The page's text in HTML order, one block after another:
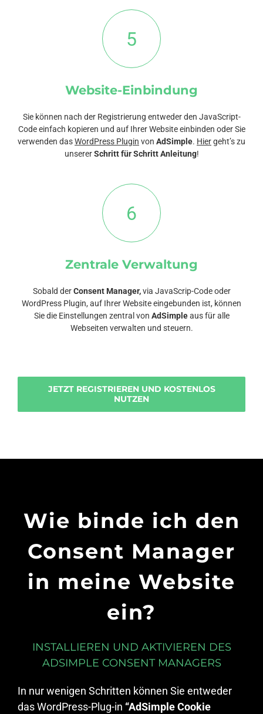
5
Website-Einbindung
Sie können nach der Registrierung entweder den JavaScript-
Code einfach kopieren und auf Ihrer Website einbinden oder Sie
verwenden dasWordPress Plugin von AdSimple. Hiergeht’s zu
unsererSchritt für Schritt Anleitung!
6
Zentrale Verwaltung
Sobald derConsent Manager,via JavaScrip-Code oder
WordPress Plugin, auf Ihrer Website eingebunden ist, können
Sie die Einstellungen zentral von AdSimpleaus für alle
Webseiten verwalten und steuern.
JETZT REGISTRIEREN UND KOSTENLOS
NUTZEN
Wie binde ich den
Consent Manager
in meine Website
ein?
INSTALLIEREN UND AKTIVIEREN DES
ADSIMPLE CONSENT MANAGERS
In nur wenigen Schritten können Sie entweder
das WordPress-Plug-in “AdSimple Cookie